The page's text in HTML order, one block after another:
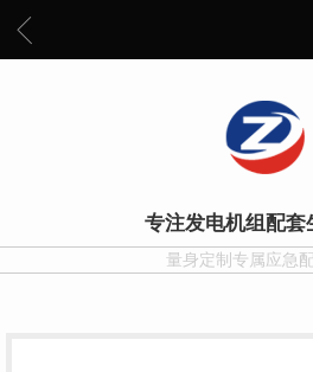
专注发电机组配套
量身定制专属应急